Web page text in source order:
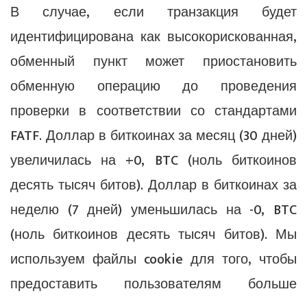
В случае, если транзакция будет
идентифицирована как высокорискованная,
обменный пункт может приостановить
обменную операцию до проведения
проверки в соответствии со стандартами
FATF. Доллар в биткоинах за месяц (30 дней)
увеличилась на +0, BTC (ноль биткоинов
десять тысяч битов). Доллар в биткоинах за
неделю (7 дней) уменьшилась на -0, BTC
(ноль биткоинов десять тысяч битов). Мы
используем файлы cookie для того, чтобы
предоставить пользователям больше